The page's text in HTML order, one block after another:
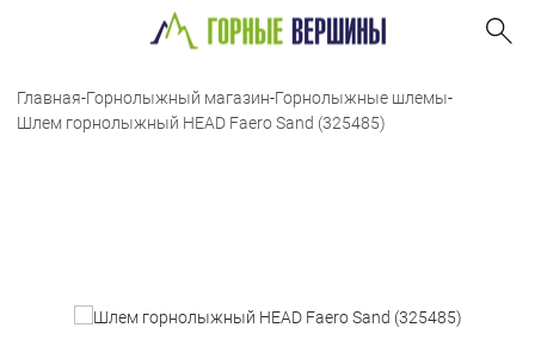
Главная-Горнолыжный магазин-Горнолыжные шлемы-
Шлем горнолыжный HEAD Faero Sand (325485)